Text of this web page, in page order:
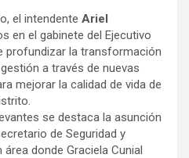
el intendente Ariel
en el gabinete del Ejecutivo
profundizar la transformación
a través de nuevas
mejorar la calidad de vida de
se destaca la asunción
de Seguridad y
donde Graciela Cunial